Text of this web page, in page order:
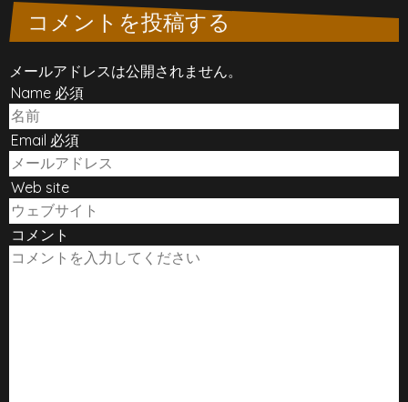
コメントを投稿する
メールアドレスは公開されません。
Name 必須
Email 必須
Web site
コメント